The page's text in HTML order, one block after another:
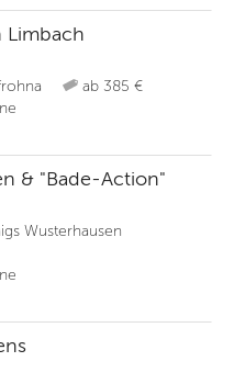
Limbach
ab 385 €
& "Bade-Action"
Wusterhausen